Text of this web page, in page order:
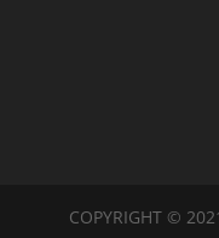
COPYRIGHT ©